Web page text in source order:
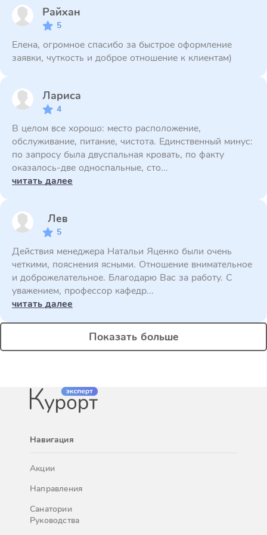
Райхан
5
Елена, огромное спасибо за быстрое оформление
заявки, чуткость и доброе отношение к клиентам)
Лариса
4
В целом все хорошо: место расположение,
обслуживание, питание, чистота. Единственный минус:
по запросу была двуспальная кровать, по факту
оказалось-две односпальные, сто...
читать далее
Лев
5
Действия менеджера Натальи Яценко были очень
четкими, пояснения ясными. Отношение внимательное
и доброжелательное. Благодарю Вас за работу. С
уважением, профессор кафедр...
читать далее
Показать больше
Навигация
Акции
Направления
Санатории
Руководства